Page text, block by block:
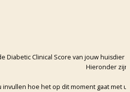
Diabetic Clinical Score van jouw huisdier
Hieronder zijn
invullen hoe het op dit moment gaat met